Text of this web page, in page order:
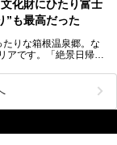
26選を「安さ」「岩
紹介します。
、最高のリフレッシュ
中でもフラッグシッ
テルです。
村野藤吾が芦ノ湖の畔
。自家源泉の温泉や、
ルズワールドワイド
PR記事です。
化財にひたり富士
”も最高だった
りな箱根温泉郷。な
です。「絶景日帰り
泉。
蛸川温泉 龍宮殿」と
殿本館」の営業時間に
にも「龍宮殿本館」